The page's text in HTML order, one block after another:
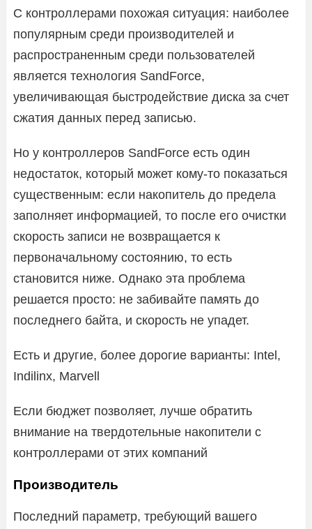
С контроллерами похожая ситуация: наиболее
популярным среди производителей и
распространенным среди пользователей
является технология SandForce,
увеличивающая быстродействие диска за счет
сжатия данных перед записью.
Но у контроллеров SandForce есть один
недостаток, который может кому-то показаться
существенным: если накопитель до предела
заполняет информацией, то после его очистки
скорость записи не возвращается к
первоначальному состоянию, то есть
становится ниже. Однако эта проблема
решается просто: не забивайте память до
последнего байта, и скорость не упадет.
Есть и другие, более дорогие варианты: Intel,
Indilinx, Marvell
Если бюджет позволяет, лучше обратить
внимание на твердотельные накопители с
контроллерами от этих компаний
Производитель
Последний параметр, требующий вашего